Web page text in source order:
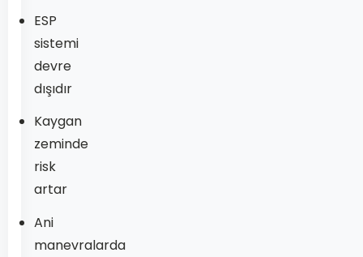
ESP
sistemi
devre
dışıdır
Kaygan
zeminde
risk
artar
Ani
manevralarda